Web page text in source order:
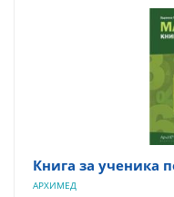
Книга за ученика
АРХИМЕД